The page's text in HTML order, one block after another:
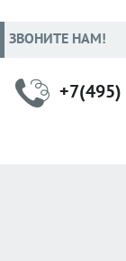
ЗВОНИТЕ НАМ!
+7(495)